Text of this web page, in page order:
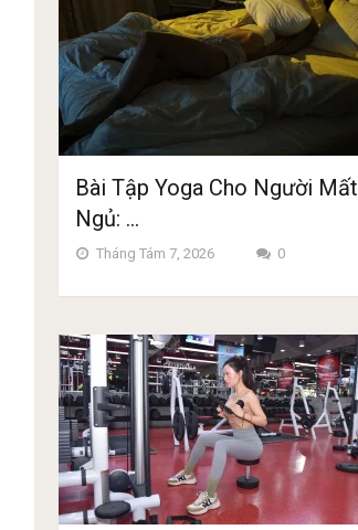
Bài Tập Yoga Cho Người Mất
Ngủ: …
Tháng Tám 7, 2026 0